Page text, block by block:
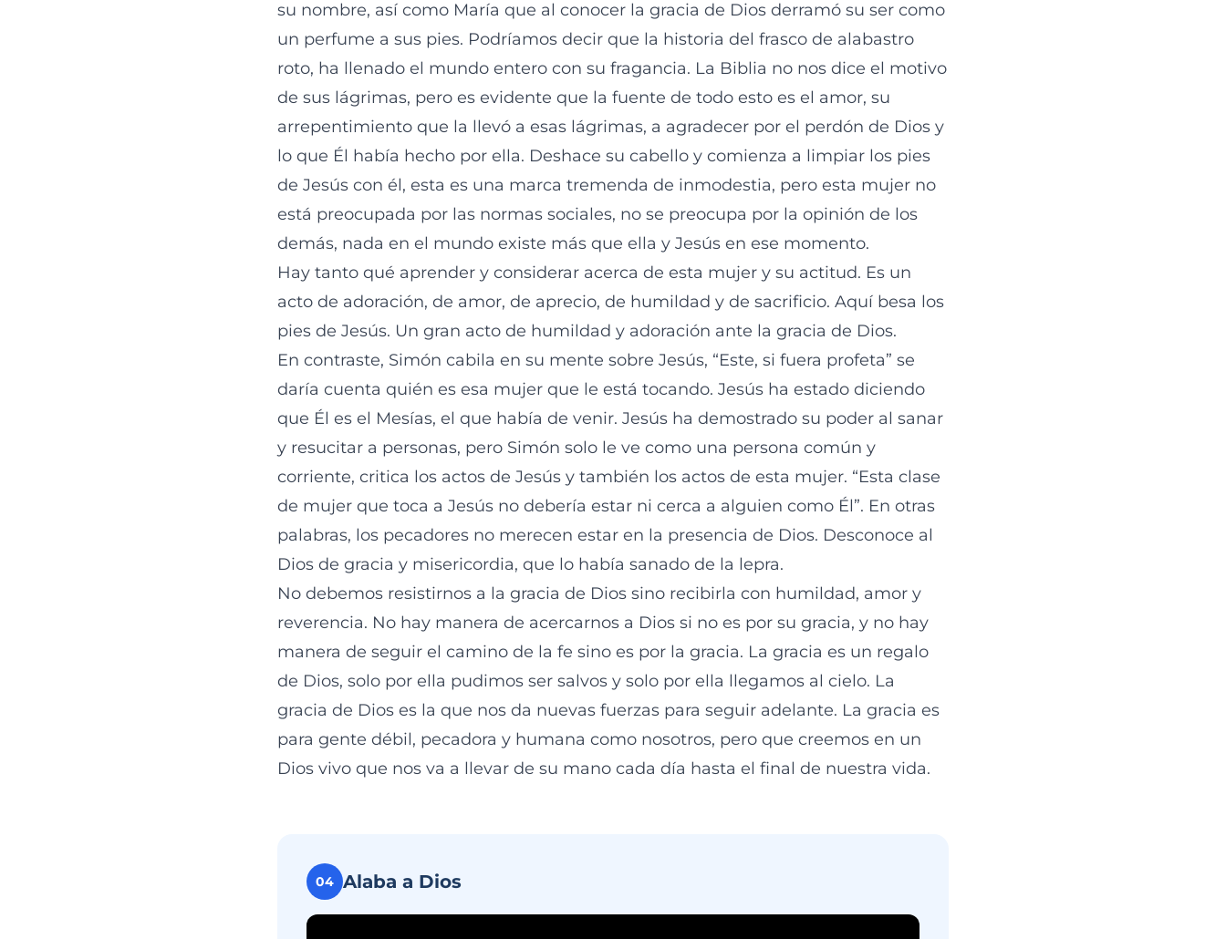
su nombre, así como María que al conocer la gracia de Dios derramó su ser como
un perfume a sus pies. Podríamos decir que la historia del frasco de alabastro
roto, ha llenado el mundo entero con su fragancia. La Biblia no nos dice el motivo
de sus lágrimas, pero es evidente que la fuente de todo esto es el amor, su
arrepentimiento que la llevó a esas lágrimas, a agradecer por el perdón de Dios y
lo que Él había hecho por ella. Deshace su cabello y comienza a limpiar los pies
de Jesús con él, esta es una marca tremenda de inmodestia, pero esta mujer no
está preocupada por las normas sociales, no se preocupa por la opinión de los
demás, nada en el mundo existe más que ella y Jesús en ese momento.
Hay tanto qué aprender y considerar acerca de esta mujer y su actitud. Es un
acto de adoración, de amor, de aprecio, de humildad y de sacrificio. Aquí besa los
pies de Jesús. Un gran acto de humildad y adoración ante la gracia de Dios.
En contraste, Simón cabila en su mente sobre Jesús, “Este, si fuera profeta” se
daría cuenta quién es esa mujer que le está tocando. Jesús ha estado diciendo
que Él es el Mesías, el que había de venir. Jesús ha demostrado su poder al sanar
y resucitar a personas, pero Simón solo le ve como una persona común y
corriente, critica los actos de Jesús y también los actos de esta mujer. “Esta clase
de mujer que toca a Jesús no debería estar ni cerca a alguien como Él”. En otras
palabras, los pecadores no merecen estar en la presencia de Dios. Desconoce al
Dios de gracia y misericordia, que lo había sanado de la lepra.
No debemos resistirnos a la gracia de Dios sino recibirla con humildad, amor y
reverencia. No hay manera de acercarnos a Dios si no es por su gracia, y no hay
manera de seguir el camino de la fe sino es por la gracia. La gracia es un regalo
de Dios, solo por ella pudimos ser salvos y solo por ella llegamos al cielo. La
gracia de Dios es la que nos da nuevas fuerzas para seguir adelante. La gracia es
para gente débil, pecadora y humana como nosotros, pero que creemos en un
Dios vivo que nos va a llevar de su mano cada día hasta el final de nuestra vida.
04 Alaba a Dios